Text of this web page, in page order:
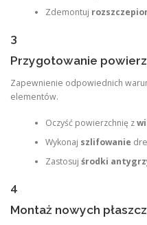
Zdemontuj
3
Przygotowanie
Zapewnienie odpowiednich
elementów.
Oczyść powierzchnię z
Wykonaj szlifowanie
Zastosuj środki
4
Montaż nowych